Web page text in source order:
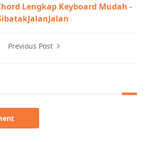
Lengkap Keyboard Mudah -
Previous Post